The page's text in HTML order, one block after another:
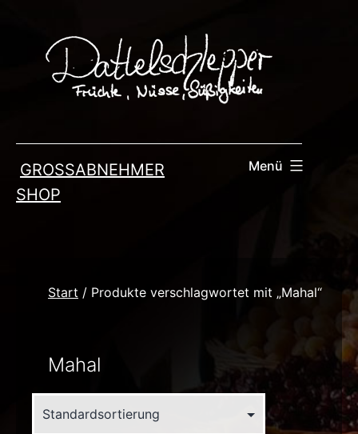
springen
GROSSABNEHMER
SHOP
Menü
Start / Produkte verschlagwortet mit „Mahal“
Mahal